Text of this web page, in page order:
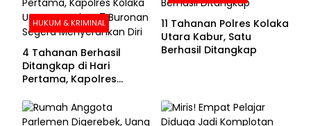
HUKUM & KRIMINAL
4 Tahanan Berhasil
Ditangkap di Hari
Pertama, Kapolres
Buronan Segera
Menyerahkan Diri
11 Tahanan Polres Kolaka
Utara Kabur, Satu
Berhasil Ditangkap